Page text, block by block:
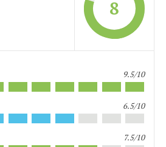
8
9.5/10
6.5/10
7.5/10